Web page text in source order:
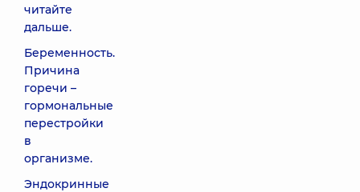
читайте
дальше.
Беременность.
Причина
горечи –
гормональные
перестройки
в
организме.
Эндокринные